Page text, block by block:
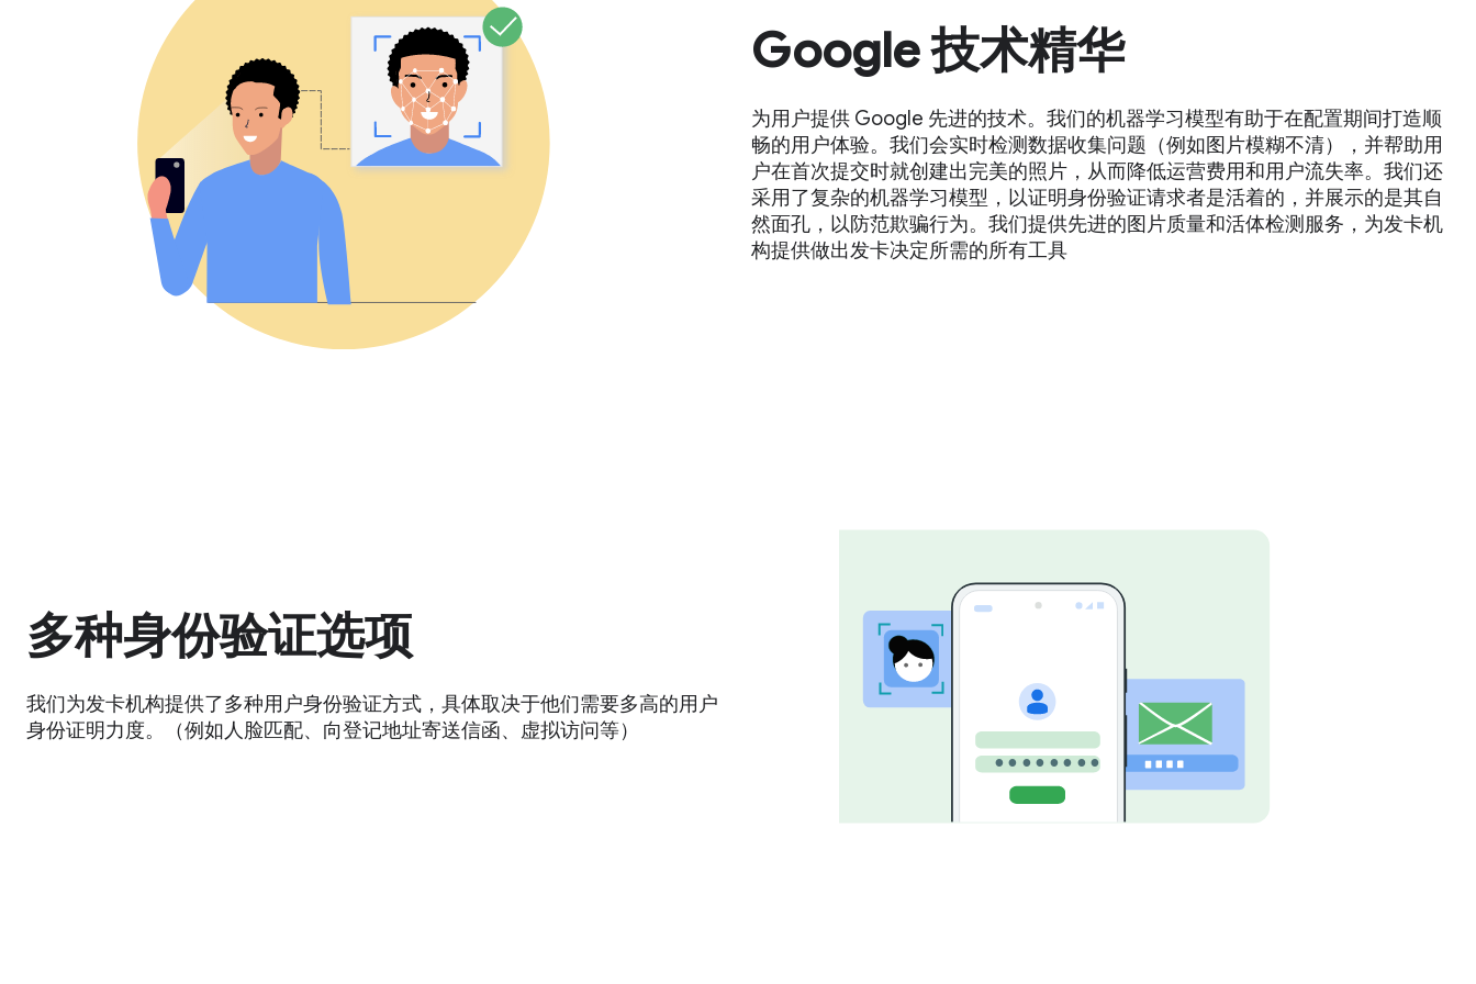
Google 技术精华
为用户提供 Google 先进的技术。我们的机器学习模型有助于在配置期间打造顺
畅的用户体验。我们会实时检测数据收集问题（例如图片模糊不清），并帮助用
户在首次提交时就创建出完美的照片，从而降低运营费用和用户流失率。我们还
采用了复杂的机器学习模型，以证明身份验证请求者是活着的，并展示的是其自
然面孔，以防范欺骗行为。我们提供先进的图片质量和活体检测服务，为发卡机
构提供做出发卡决定所需的所有工具
多种身份验证选项
我们为发卡机构提供了多种用户身份验证方式，具体取决于他们需要多高的用户
身份证明力度。（例如人脸匹配、向登记地址寄送信函、虚拟访问等）